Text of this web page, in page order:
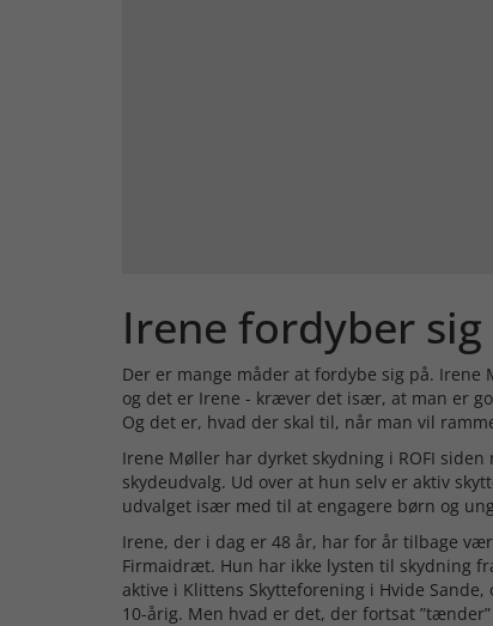
Irene fordyber
Der er mange måder at fordybe sig på.
og det er Irene - kræver det især, at man er
Og det er, hvad der skal til, når man vil
Irene Møller har dyrket skydning i ROFI
skydeudvalg. Ud over at hun selv er aktiv
udvalget især med til at engagere børn og
Irene, der i dag er 48 år, har for år tilbage
Firmaidræt. Hun har ikke lysten til skydning
aktive i Klittens Skytteforening i Hvide
10-årig. Men hvad er det, der fortsat